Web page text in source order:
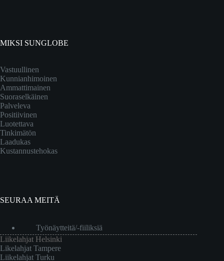
MIKSI SUNGLOBE
Vastuullinen
Kunnianhimoinen
Ammattimainen
Suoraselkäinen
Palveleva
Positiivinen
Luotettava
Tinkimätön
Laadukas
Kustannustehokas
SEURAA MEITÄ
Työnäytteitä/-fiiliksiä
Liikelahjat Helsinki
Likelahjat Tampere
Liikelahjat Turku